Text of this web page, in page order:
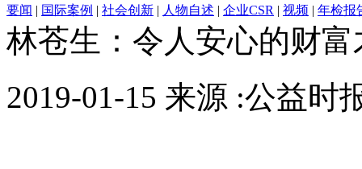
要闻 | 国际案例 | 社会创新 | 人物自述 | 企业CSR | 视频 | 年检报
林苍生：令人安心的财
2019-01-15 来源 :公益时